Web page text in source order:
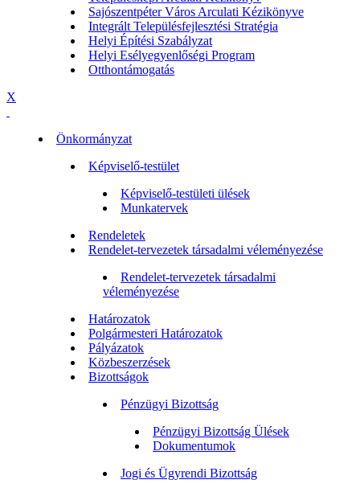
Sajószentpéter Város Arculati Kézikönyve
Integrált Településfejlesztési Stratégia
Helyi Építési Szabályzat
Helyi Esélyegyenlőségi Program
Otthontámogatás
X
Önkormányzat
Képviselő-testület
Képviselő-testületi ülések
Munkatervek
Rendeletek
Rendelet-tervezetek társadalmi véleményezése
Rendelet-tervezetek társadalmi
véleményezése
Határozatok
Polgármesteri Határozatok
Pályázatok
Közbeszerzések
Bizottságok
Pénzügyi Bizottság
Pénzügyi Bizottság Ülések
Dokumentumok
Jogi és Ügyrendi Bizottság